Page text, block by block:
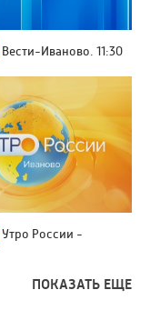
Вести-Иваново. 11:30
Утро России -
ПОКАЗАТЬ ЕЩЕ